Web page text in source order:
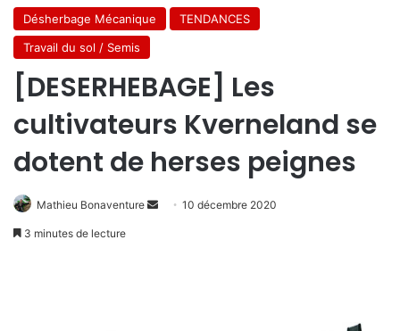
Désherbage Mécanique
TENDANCES
Travail du sol / Semis
[DESERHEBAGE] Les
cultivateurs Kverneland se
dotent de herses peignes
Mathieu Bonaventure 10 décembre 2020
3 minutes de lecture